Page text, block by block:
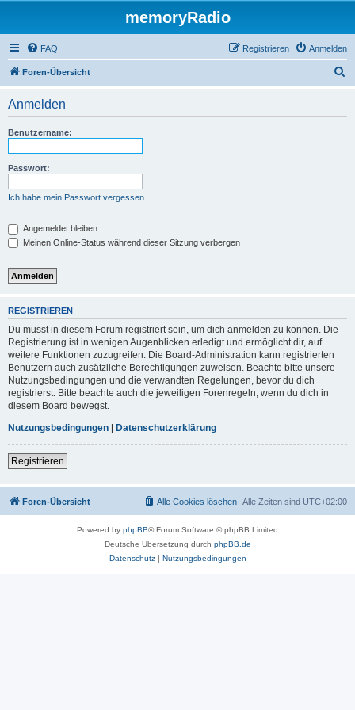
memoryRadio
FAQ Anmelden
Registrieren
Foren-Übersicht
Anmelden
Benutzername:
Passwort:
Ich habe mein Passwort vergessen
Angemeldet bleiben
Meinen Online-Status während dieser Sitzung verbergen
REGISTRIEREN
Du musst in diesem Forum registriert sein, um dich anmelden zu können. Die
Registrierung ist in wenigen Augenblicken erledigt und ermöglicht dir, auf
weitere Funktionen zuzugreifen. Die Board-Administration kann registrierten
Benutzern auch zusätzliche Berechtigungen zuweisen. Beachte bitte unsere
Nutzungsbedingungen und die verwandten Regelungen, bevor du dich
registrierst. Bitte beachte auch die jeweiligen Forenregeln, wenn du dich in
diesem Board bewegst.
Nutzungsbedingungen | Datenschutzerklärung
Registrieren
Foren-Übersicht Alle Zeiten sind UTC+02:00
Alle Cookies löschen
Powered by phpBB® Forum Software © phpBB Limited
Deutsche Übersetzung durch phpBB.de
Datenschutz| Nutzungsbedingungen